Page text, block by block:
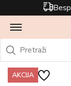
AKCIJA